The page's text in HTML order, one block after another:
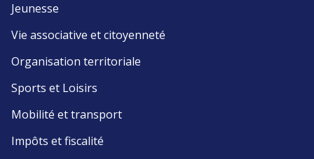
Jeunesse
Vie associative et citoyenneté
Organisation territoriale
Sports et Loisirs
Mobilité et transport
Impôts et fiscalité